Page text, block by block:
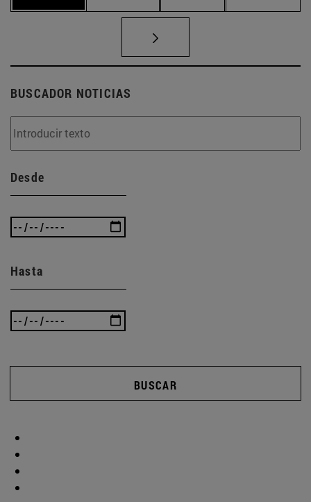
BUSCADOR NOTICIAS
Desde
Hasta
BUSCAR